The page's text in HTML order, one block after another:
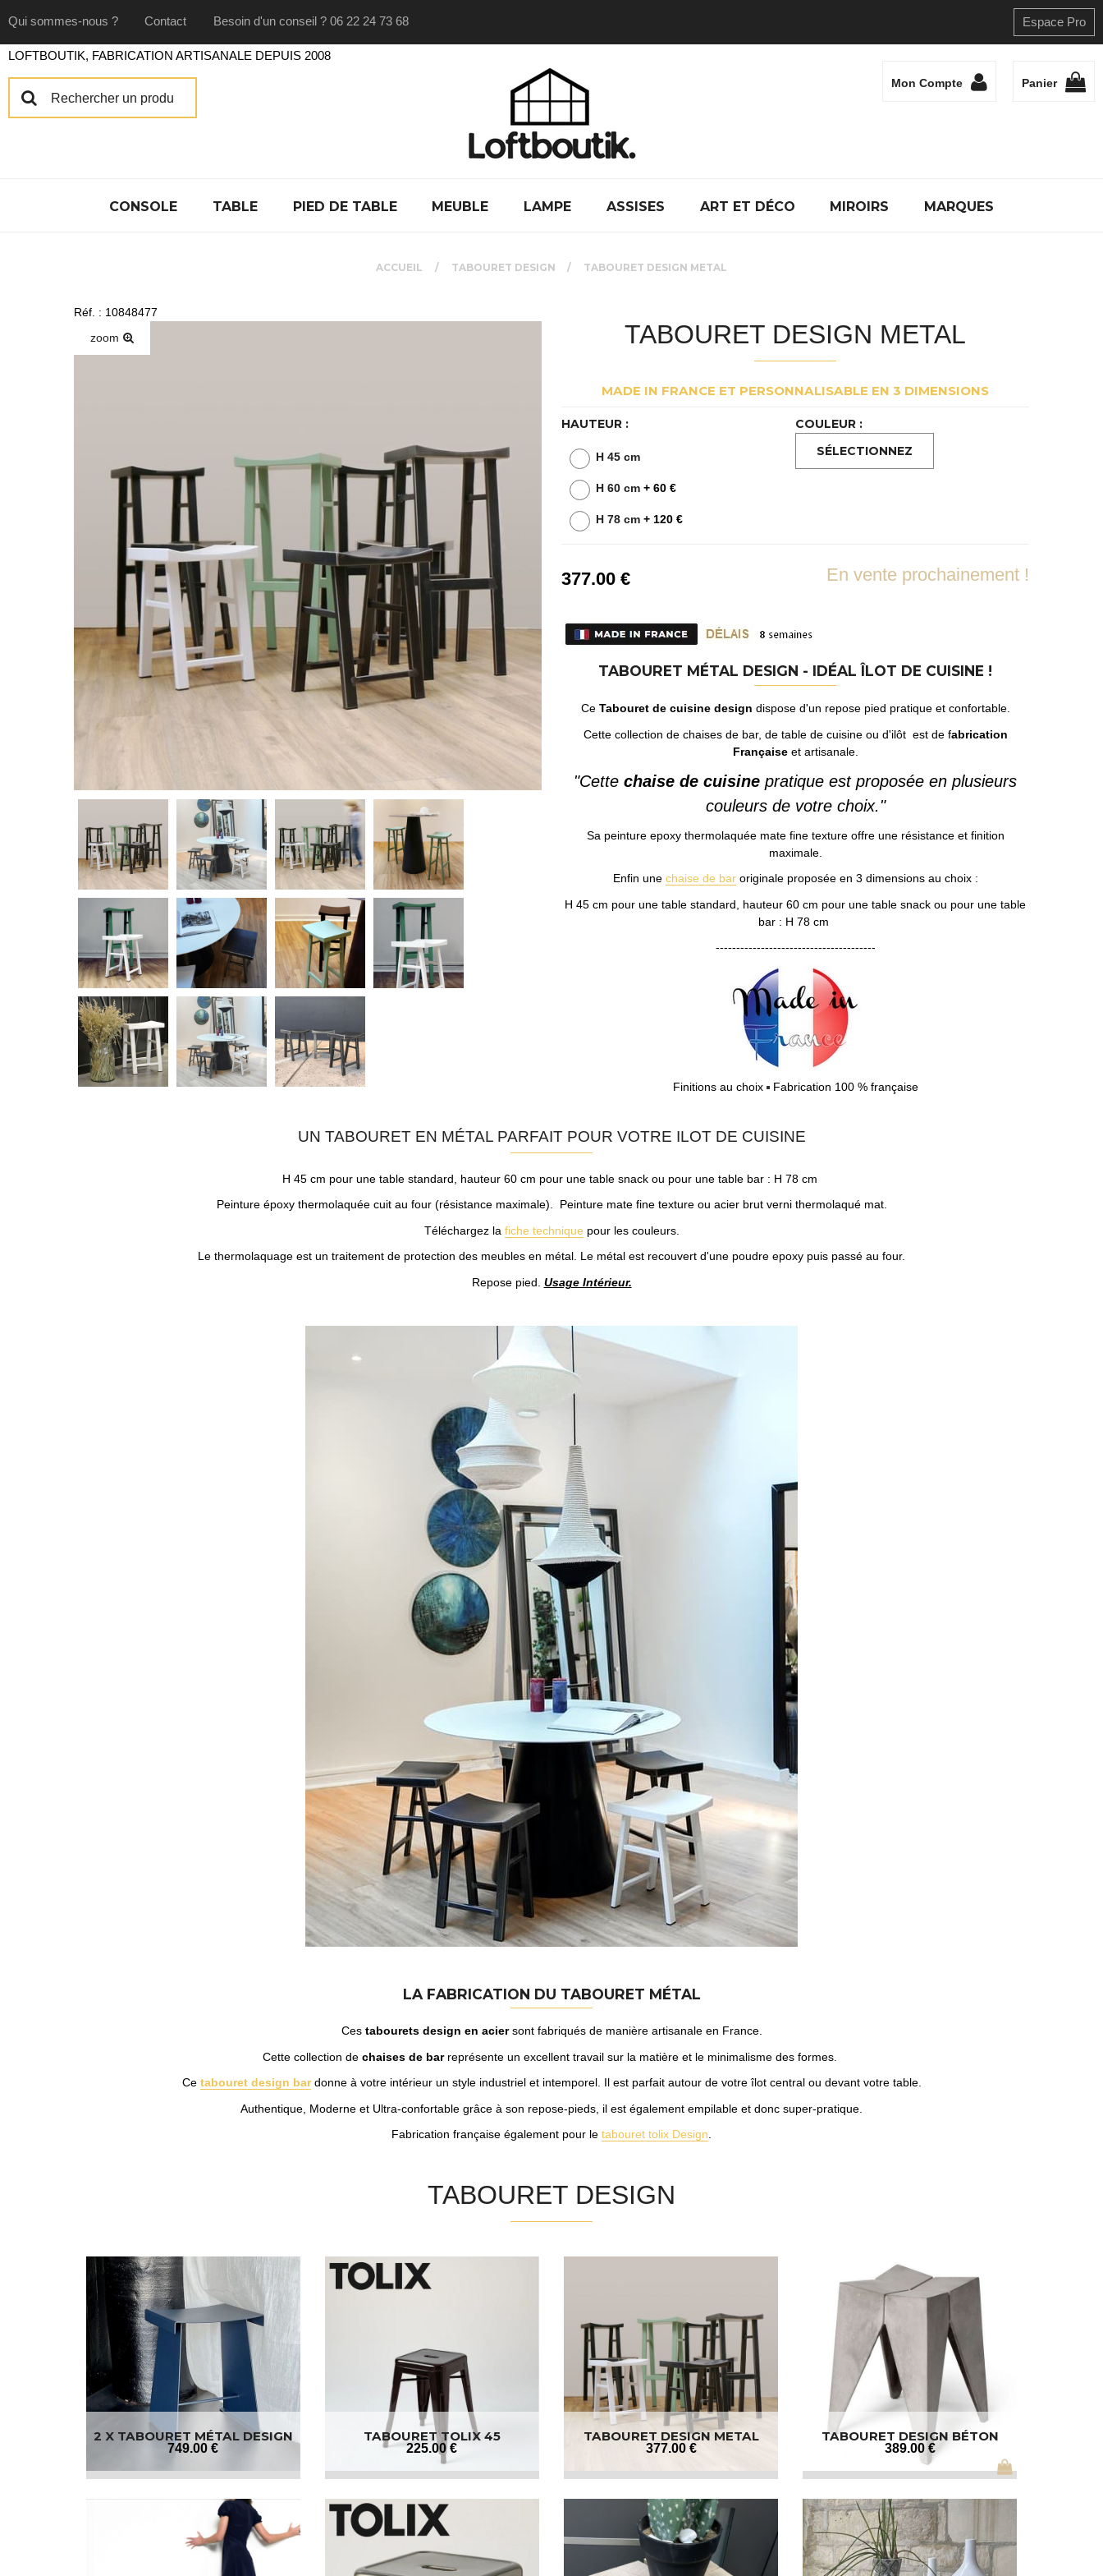
Qui sommes-nous ? Contact Besoin d'un conseil ? 06 22 24 73 68 Espace Pro
Mon Compte Panier
CONSOLE TABLE PIED DE TABLE MEUBLE LAMPE ASSISES ART ET DÉCO MIROIRS MARQUES
ACCUEIL TABOURET DESIGN TABOURET DESIGN METAL
Réf. : 10848477
zoom
TABOURET DESIGN METAL
MADE IN FRANCE ET PERSONNALISABLE EN 3 DIMENSIONS
HAUTEUR :
H 45 cm
H 60 cm+ 60 €
H 78 cm+ 120 €
COULEUR :
377.00€ En vente prochainement !
TABOURET MÉTAL DESIGN - IDÉAL ÎLOT DE CUISINE !
Ce Tabouret de cuisine design dispose d'un repose pied pratique et confortable.
Cette collection de chaises de bar, de table de cuisine ou d'ilôt est de fabrication
Françaiseet artisanale.
"Cettechaise de cuisine pratique est proposée en plusieurs
couleurs de votre choix."
Sa peinture epoxy thermolaquée mate fine texture offre une résistance et finition
maximale.
Enfin une chaise de baroriginale proposée en 3 dimensions au choix :
H 45 cm pour une table standard, hauteur 60 cm pour une table snack ou pour une table
bar : H 78 cm
---------------------------------------
Finitions au choix Fabrication 100 % française
UN TABOURET EN MÉTAL PARFAIT POUR VOTRE ILOT DE CUISINE
H 45 cm pour une table standard, hauteur 60 cm pour une table snack ou pour une table bar : H 78 cm
Peinture époxy thermolaquée cuit au four (résistance maximale). Peinture mate fine texture ou acier brut verni thermolaqué mat.
Téléchargez la fiche technique pour les couleurs.
Le thermolaquage est un traitement de protection des meubles en métal. Le métal est recouvert d'une poudre epoxy puis passé au four.
Repose pied. Usage Intérieur.
LA FABRICATION DU TABOURET MÉTAL
Cestabourets design en aciersont fabriqués de manière artisanale en France.
Cette collection de chaises de barreprésente un excellent travail sur la matière et le minimalisme des formes.
Ce tabouret design bardonne à votre intérieur un style industriel et intemporel. Il est parfait autour de votre îlot central ou devant votre table.
Authentique, Moderne et Ultra-confortable grâce à son repose-pieds, il est également empilable et donc super-pratique.
Fabrication française également pour le tabouret tolix Design.
TABOURET DESIGN
2 X TABOURET MÉTAL DESIGN
749.00 €
TABOURET TOLIX 45
225.00 €
TABOURET DESIGN METAL
377.00 €
TABOURET DESIGN BÉTON
389.00 €
LOFTBOUTIK, FABRICATION ARTISANALE DEPUIS 2008